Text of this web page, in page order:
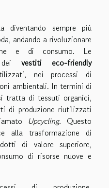
diventando sempre più
andando a rivoluzionare
e di consumo. Le
dei vestiti eco-friendly
nei processi di
ambientali. In termini di
tratta di tessuti organici,
di produzione riutilizzati
Upcycling. Questo
alla trasformazione di
di valore superiore,
di risorse nuove e